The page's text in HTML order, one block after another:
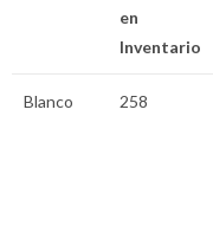
en
Inventario
Blanco 258